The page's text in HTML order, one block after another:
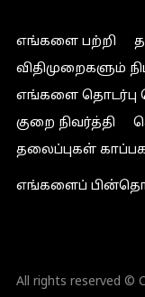
எங்களை பற்றி
விதிமுறைகளும்
எங்களை
குறை நிவர்த்தி
தலைப்புகள்
எங்களைப்
All rights reserved ©